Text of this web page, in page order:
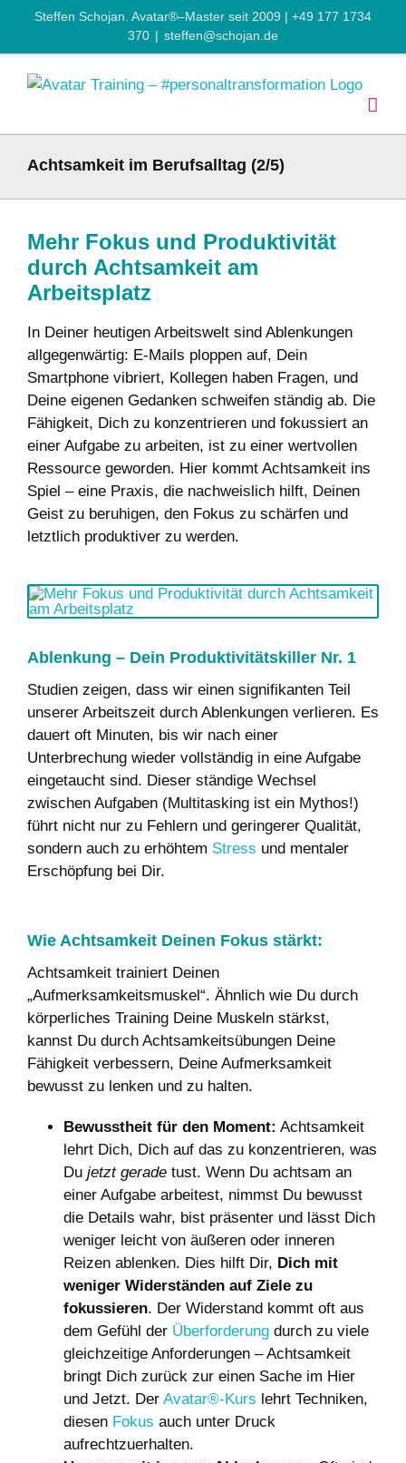
springen
Steffen Schojan. Avatar®–Master seit 2009 | +49 177 1734
370 | steffen@schojan.de
Achtsamkeit im Berufsalltag (2/5)
Mehr Fokus und Produktivität
durch Achtsamkeit am
Arbeitsplatz
In Deiner heutigen Arbeitswelt sind Ablenkungen
allgegenwärtig: E-Mails ploppen auf, Dein
Smartphone vibriert, Kollegen haben Fragen, und
Deine eigenen Gedanken schweifen ständig ab. Die
Fähigkeit, Dich zu konzentrieren und fokussiert an
einer Aufgabe zu arbeiten, ist zu einer wertvollen
Ressource geworden. Hier kommt Achtsamkeit ins
Spiel – eine Praxis, die nachweislich hilft, Deinen
Geist zu beruhigen, den Fokus zu schärfen und
letztlich produktiver zu werden.
Ablenkung – Dein Produktivitätskiller Nr. 1
Studien zeigen, dass wir einen signifikanten Teil
unserer Arbeitszeit durch Ablenkungen verlieren. Es
dauert oft Minuten, bis wir nach einer
Unterbrechung wieder vollständig in eine Aufgabe
eingetaucht sind. Dieser ständige Wechsel
zwischen Aufgaben (Multitasking ist ein Mythos!)
führt nicht nur zu Fehlern und geringerer Qualität,
sondern auch zu erhöhtem Stress und mentaler
Erschöpfung bei Dir.
Wie Achtsamkeit Deinen Fokus stärkt:
Achtsamkeit trainiert Deinen
„Aufmerksamkeitsmuskel“. Ähnlich wie Du durch
körperliches Training Deine Muskeln stärkst,
kannst Du durch Achtsamkeitsübungen Deine
Fähigkeit verbessern, Deine Aufmerksamkeit
bewusst zu lenken und zu halten.
Bewusstheit für den Moment: Achtsamkeit
lehrt Dich, Dich auf das zu konzentrieren, was
Du jetzt geradetust. Wenn Du achtsam an
einer Aufgabe arbeitest, nimmst Du bewusst
die Details wahr, bist präsenter und lässt Dich
weniger leicht von äußeren oder inneren
Reizen ablenken. Dies hilft Dir, Dich mit
weniger Widerständen auf Ziele zu
fokussieren. Der Widerstand kommt oft aus
dem Gefühl der Überforderungdurch zu viele
gleichzeitige Anforderungen – Achtsamkeit
bringt Dich zurück zur einen Sache im Hier
und Jetzt. Der Avatar®-Kurs lehrt Techniken,
diesen Fokus auch unter Druck
aufrechtzuerhalten.